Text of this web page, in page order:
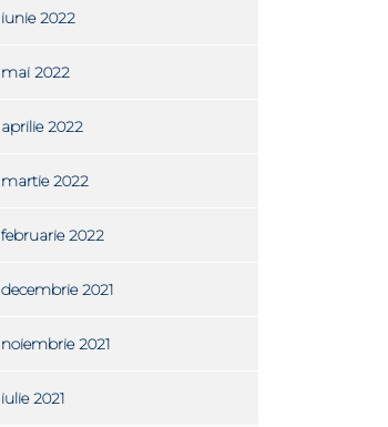
iunie 2022
mai 2022
aprilie 2022
martie 2022
februarie 2022
decembrie 2021
noiembrie 2021
iulie 2021